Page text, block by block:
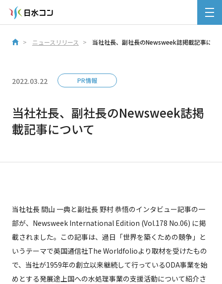
ニュースリリース 当社社長、副社長のNewsweek誌掲載記事につ
2022.03.22 PR情報
当社社長、副社長のNewsweek誌掲
載記事について
当社社長 間山 一典と副社長 野村 恭悟のインタビュー記事の一
部が、Newsweek International Edition (Vol.178 No.06) に掲
載されました。この記事は、過日「世界を築くための競争」と
いうテーマで英国通信社The Worldfolioより取材を受けたもの
で、当社が1959年の創立以来継続して行っているODA事業を始
めとする発展途上国への水処理事業の支援活動について紹介さ